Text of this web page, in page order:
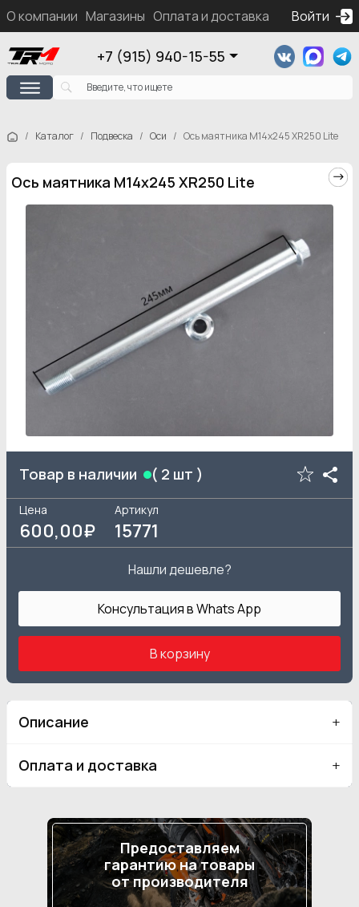
О компании Магазины Оплата и доставка Контакты
Войти
+7 (915) 940-15-55
Каталог Подвеска Оси Ось маятника М14х245 XR250 Lite
Ось маятника М14х245 XR250 Lite
Товар в наличии ( 2 шт )
Цена
600,00₽
Артикул
15771
Нашли дешевле?
Консультация в Whats App
В корзину
Описание
Оплата и доставка
Предоставляем
гарантию на товары
от производителя